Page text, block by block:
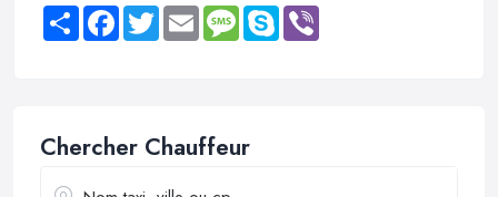
Share FacebookTwitter Email MessageSkype
Chercher Chauffeur